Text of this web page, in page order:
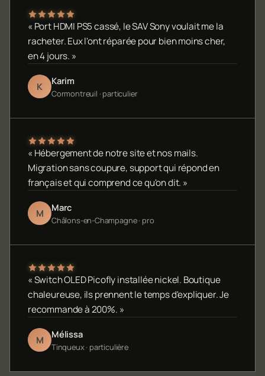
« Port HDMI PS5 cassé, le SAV Sony voulait me la
racheter. Eux l'ont réparée pour bien moins cher,
en 4 jours. »
K Karim
Cormontreuil · particulier
« Hébergement de notre site et nos mails.
Migration sans coupure, support qui répond en
français et qui comprend ce qu'on dit. »
M Marc
Châlons-en-Champagne · pro
« Switch OLED Picofly installée nickel. Boutique
chaleureuse, ils prennent le temps d'expliquer. Je
recommande à 200%. »
M Mélissa
Tinqueux · particulière